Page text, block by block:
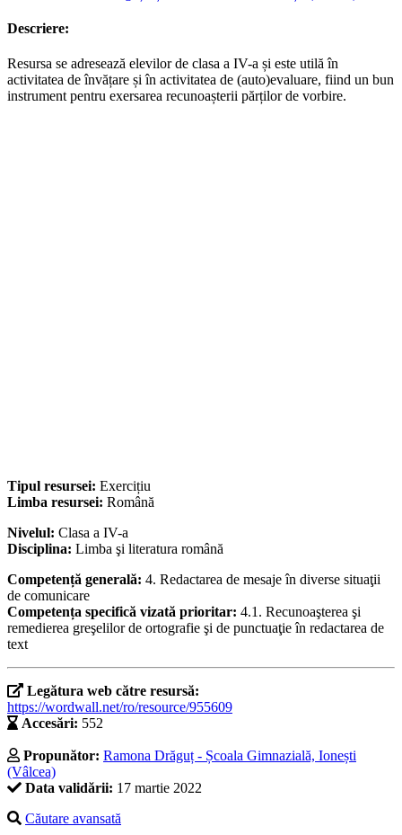
Descriere:
Resursa se adresează elevilor de clasa a IV-a și este utilă în
activitatea de învățare și în activitatea de (auto)evaluare, fiind un bun
instrument pentru exersarea recunoașterii părților de vorbire.
Tipul resursei: Exercițiu
Limba resursei: Română
Nivelul: Clasa a IV-a
Disciplina: Limba şi literatura română
Competență generală: 4. Redactarea de mesaje în diverse situaţii
de comunicare
Competența specifică vizată prioritar: 4.1. Recunoaşterea şi
remedierea greşelilor de ortografie şi de punctuaţie în redactarea de
text
Legătura web către resursă:
https://wordwall.net/ro/resource/955609
Accesări: 552
Propunător: Ramona Drăguț - Școala Gimnazială, Ionești
(Vâlcea)
Data validării: 17 martie 2022
Căutare avansată